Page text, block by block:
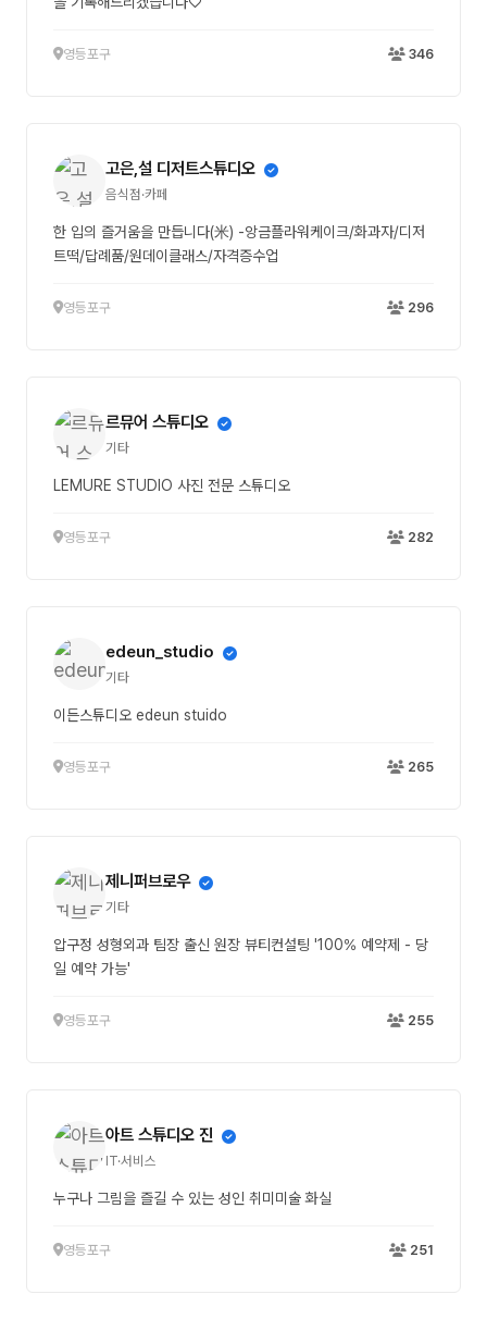
영등포구 346
고은,설 디저트스튜디오
음식점·카페
한 입의 즐거움을 만듭니다(米) -앙금플라워케이크/화과자/디저
트떡/답례품/원데이클래스/자격증수업
영등포구 296
르뮤어 스튜디오
기타
LEMURE STUDIO 사진 전문 스튜디오
영등포구 282
edeun_studio
기타
이든스튜디오 edeun stuido
영등포구 265
제니퍼브로우
기타
압구정 성형외과 팀장 출신 원장 뷰티컨설팅 '100% 예약제 - 당
일 예약 가능'
영등포구 255
아트 스튜디오 진
IT·서비스
누구나 그림을 즐길 수 있는 성인 취미미술 화실
영등포구 251